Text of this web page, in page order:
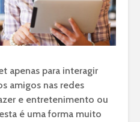
apenas para interagir
amigos nas redes
e entretenimento ou
é uma forma muito